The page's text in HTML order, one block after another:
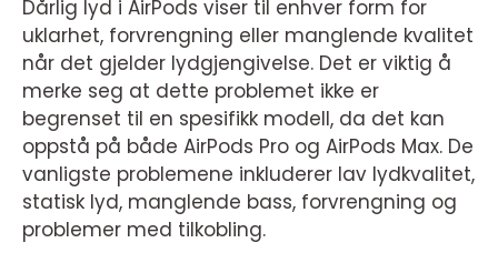
Dårlig lyd i AirPods viser til enhver form for
uklarhet, forvrengning eller manglende kvalitet
når det gjelder lydgjengivelse. Det er viktig å
merke seg at dette problemet ikke er
begrenset til en spesifikk modell, da det kan
oppstå på både AirPods Pro og AirPods Max. De
vanligste problemene inkluderer lav lydkvalitet,
statisk lyd, manglende bass, forvrengning og
problemer med tilkobling.